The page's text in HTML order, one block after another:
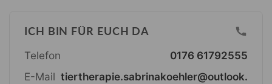
ICH BIN FÜR EUCH DA
Telefon
0176 61792555
E-Mail tiertherapie.sabrinakoehler@outlook.